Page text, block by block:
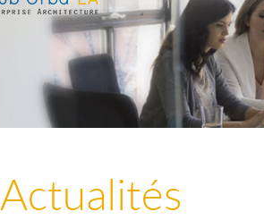
Actualités